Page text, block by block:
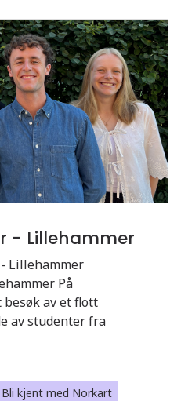
- Lillehammer
Lillehammer
På
av et flott
av studenter fra
Bli kjent med Norkart